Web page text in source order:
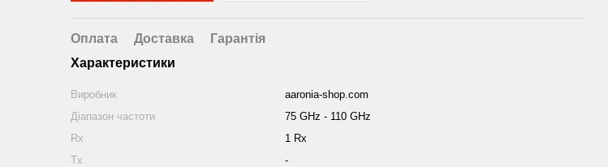
Оплата Доставка
Гарантія
Характеристики
Виробник
aaronia-shop.com
Діапазон частоти
75 GHz - 110 GHz
Rx
1 Rx
Tx
-